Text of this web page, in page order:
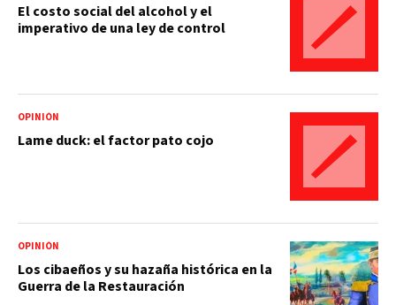
El costo social del alcohol y el
imperativo de una ley de control
OPINIÓN
Lame duck: el factor pato cojo
OPINIÓN
Los cibaeños y su hazaña histórica en la
Guerra de la Restauración